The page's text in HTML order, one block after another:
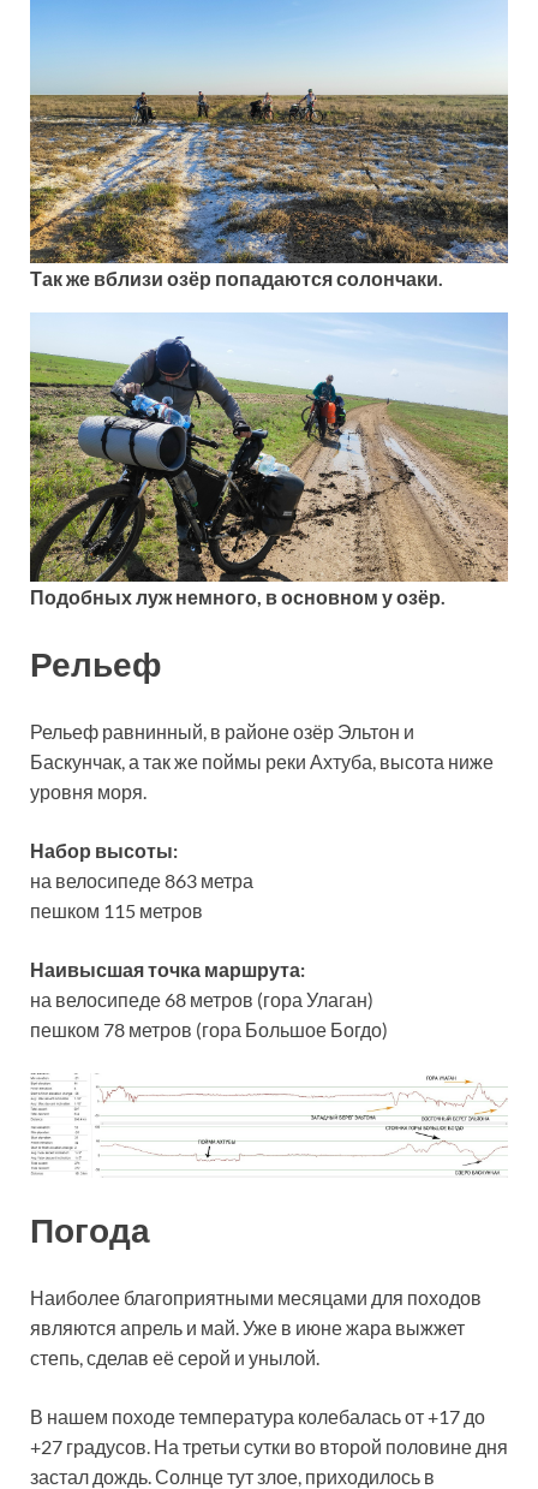
Так же вблизи озёр попадаются солончаки.
Подобных луж немного, в основном у озёр.
Рельеф
Рельеф равнинный, в районе озёр Эльтон и
Баскунчак, а так же поймы реки Ахтуба, высота ниже
уровня моря.
Набор высоты:
на велосипеде 863 метра
пешком 115 метров
Наивысшая точка маршрута:
на велосипеде 68 метров (гора Улаган)
пешком 78 метров (гора Большое Богдо)
Погода
Наиболее благоприятными месяцами для походов
являются апрель и май. Уже в июне жара выжжет
степь, сделав её серой и унылой.
В нашем походе температура колебалась от +17 до
+27 градусов. На третьи сутки во второй половине дня
застал дождь. Солнце тут злое, приходилось в